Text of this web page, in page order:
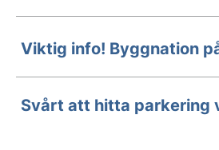
Viktig info! Byggnation
Svårt att hitta parkering